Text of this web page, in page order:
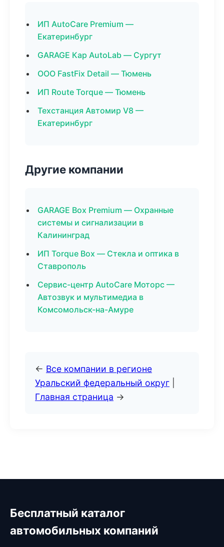
ИП AutoCare Premium —
Екатеринбург
GARAGE Кар AutoLab — Сургут
ООО FastFix Detail — Тюмень
ИП Route Torque — Тюмень
Техстанция Автомир V8 —
Екатеринбург
Другие компании
GARAGE Box Premium — Охранные
системы и сигнализации в
Калининград
ИП Torque Box — Стекла и оптика в
Ставрополь
Сервис-центр AutoCare Моторс —
Автозвук и мультимедиа в
Комсомольск-на-Амуре
← Все компании в регионе
Уральский федеральный округ
Главная страница →
Бесплатный каталог
автомобильных компаний